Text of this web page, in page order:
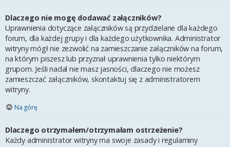
Dlaczego nie mogę dodawać załączników?
Uprawnienia dotyczące załączników są przydzielane dla każdego
forum, dla każdej grupy i dla każdego użytkownika. Administrator
witryny mógł nie zezwolić na zamieszczanie załączników na forum,
na którym piszesz lub przyznał uprawnienia tylko niektórym
grupom. Jeśli nadal nie masz jasności, dlaczego nie możesz
zamieszczać załączników, skontaktuj się z administratorem
witryny.
Na górę
Dlaczego otrzymałem/otrzymałam ostrzeżenie?
Każdy administrator witryny ma swoje zasady i regulaminy